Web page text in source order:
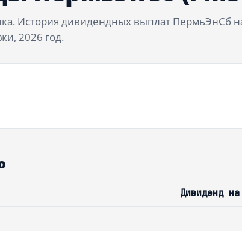
История дивидендных выплат ПермьЭнСб
2026 год.
Дивиденд